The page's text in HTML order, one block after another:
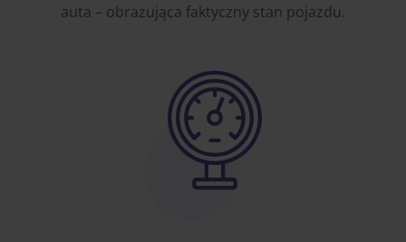
auta – obrazująca faktyczny stan pojazdu.